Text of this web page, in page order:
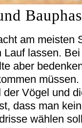
am meisten
Lauf lassen.
aber
der Vögel und
dass man
wählen